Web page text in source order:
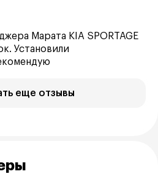
Марата KIA SPORTAGE
Установили
еще отзывы